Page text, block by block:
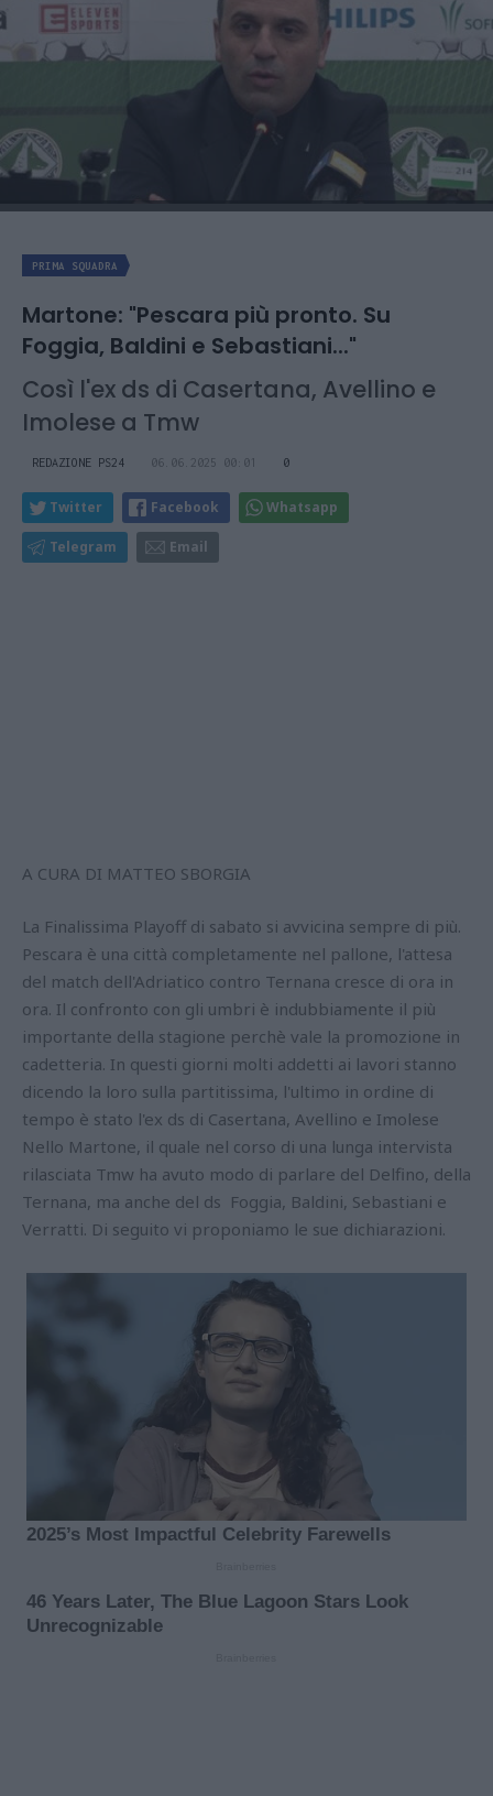
PRIMA SQUADRA
Martone: "Pescara più pronto. Su
Foggia, Baldini e Sebastiani..."
Così l'ex ds di Casertana, Avellino e
Imolese a Tmw
REDAZIONE PS24 06.06.2025 00:01 0
Twitter Facebook Whatsapp
Telegram Email
A CURA DI MATTEO SBORGIA
La Finalissima Playoff di sabato si avvicina sempre di più.
Pescara è una città completamente nel pallone, l'attesa
del match dell'Adriatico contro Ternana cresce di ora in
ora. Il confronto con gli umbri è indubbiamente il più
importante della stagione perchè vale la promozione in
cadetteria. In questi giorni molti addetti ai lavori stanno
dicendo la loro sulla partitissima, l'ultimo in ordine di
tempo è stato l'ex ds di Casertana, Avellino e Imolese
Nello Martone, il quale nel corso di una lunga intervista
rilasciata Tmw ha avuto modo di parlare del Delfino, della
Ternana, ma anche del ds Foggia, Baldini, Sebastiani e
Verratti. Di seguito vi proponiamo le sue dichiarazioni.